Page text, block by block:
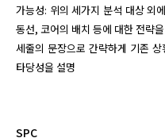
가능성: 위의 세가지 분석 대상 외
동선, 코어의 배치 등에 대한 전략
세줄의 문장으로 간략하게 기존
타당성을 설명
SPC